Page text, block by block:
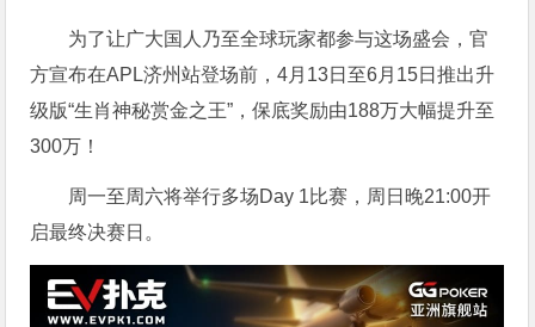
为了让广大国人乃至全球玩家都参与这场盛会，官
方宣布在APL济州站登场前，4月13日至6月15日推出升
级版“生肖神秘赏金之王”，保底奖励由188万大幅提升至
300万！
周一至周六将举行多场Day 1比赛，周日晚21:00开
启最终决赛日。